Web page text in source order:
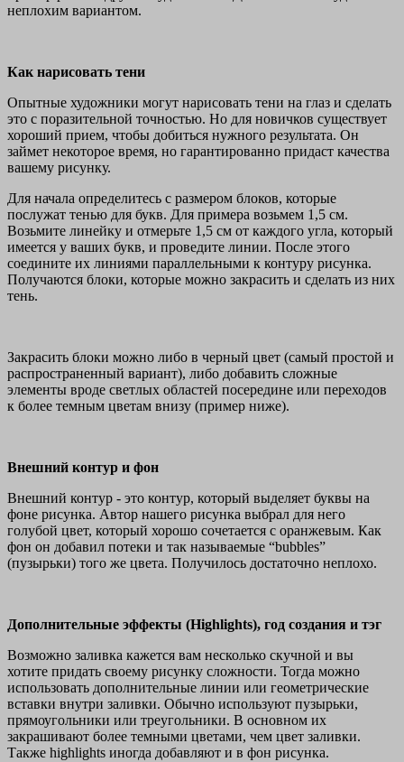
неплохим вариантом.
Как нарисовать тени
Опытные художники могут нарисовать тени на глаз и сделать
это с поразительной точностью. Но для новичков существует
хороший прием, чтобы добиться нужного результата. Он
займет некоторое время, но гарантированно придаст качества
вашему рисунку.
Для начала определитесь с размером блоков, которые
послужат тенью для букв. Для примера возьмем 1,5 см.
Возьмите линейку и отмерьте 1,5 см от каждого угла, который
имеется у ваших букв, и проведите линии. После этого
соедините их линиями параллельными к контуру рисунка.
Получаются блоки, которые можно закрасить и сделать из них
тень.
Закрасить блоки можно либо в черный цвет (самый простой и
распространенный вариант), либо добавить сложные
элементы вроде светлых областей посередине или переходов
к более темным цветам внизу (пример ниже).
Внешний контур и фон
Внешний контур - это контур, который выделяет буквы на
фоне рисунка. Автор нашего рисунка выбрал для него
голубой цвет, который хорошо сочетается с оранжевым. Как
фон он добавил потеки и так называемые “bubbles”
(пузырьки) того же цвета. Получилось достаточно неплохо.
Дополнительные эффекты (Highlights), год создания и тэг
Возможно заливка кажется вам несколько скучной и вы
хотите придать своему рисунку сложности. Тогда можно
использовать дополнительные линии или геометрические
вставки внутри заливки. Обычно используют пузырьки,
прямоугольники или треугольники. В основном их
закрашивают более темными цветами, чем цвет заливки.
Также highlights иногда добавляют и в фон рисунка.